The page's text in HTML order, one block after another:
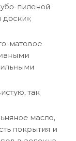
пиленой
матовое
так
масло,
покрытия и